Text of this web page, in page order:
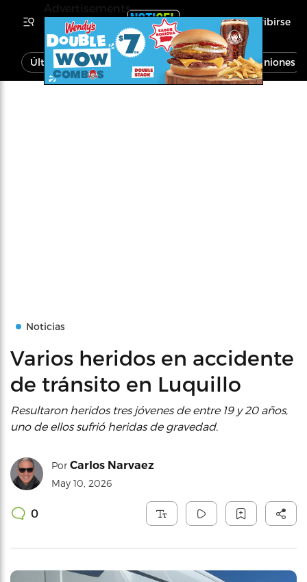
Inscribirse
Última Hora Noticias Economía Opiniones
Noticias
Varios heridos en accidente
de tránsito en Luquillo
Resultaron heridos tres jóvenes de entre 19 y 20 años,
uno de ellos sufrió heridas de gravedad.
Por Carlos Narvaez
May 10, 2026
0
Advertisements